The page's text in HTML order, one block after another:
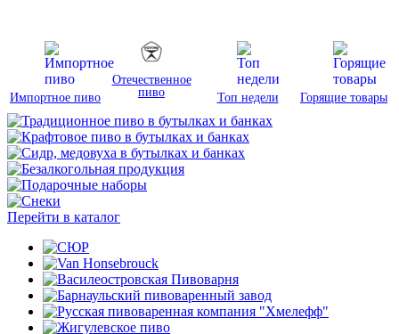
Импортное пиво
Отечественное
пиво
Топ недели Горящие товары
Перейти в каталог